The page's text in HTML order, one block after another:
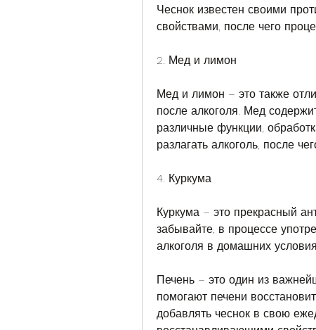
Чеснок известен своими
свойствами, после чего
2. Мед и лимон
Мед и лимон – это также
после алкоголя. Мед
различные функции,
разлагать алкоголь, после
4. Куркума
Куркума – это прекрасный
забывайте, в процессе
алкоголя в домашних
Печень – это один из
помогают печени
добавлять чеснок в свою